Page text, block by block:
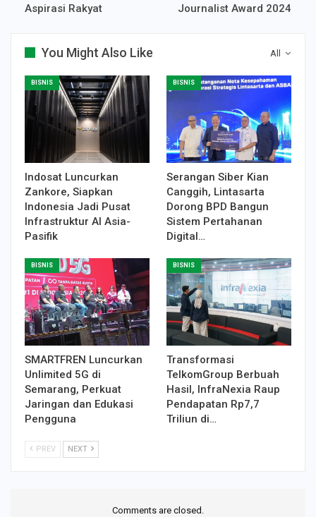
Aspirasi Rakyat
Journalist Award 2024
All
You Might Also Like
BISNIS
Indosat Luncurkan
Zankore, Siapkan
Indonesia Jadi Pusat
Infrastruktur AI Asia-
Pasifik
BISNIS
Serangan Siber Kian
Canggih, Lintasarta
Dorong BPD Bangun
Sistem Pertahanan
Digital…
BISNIS
SMARTFREN Luncurkan
Unlimited 5G di
Semarang, Perkuat
Jaringan dan Edukasi
Pengguna
BISNIS
Transformasi
TelkomGroup Berbuah
Hasil, InfraNexia Raup
Pendapatan Rp7,7
Triliun di…
PREV NEXT
Comments are closed.